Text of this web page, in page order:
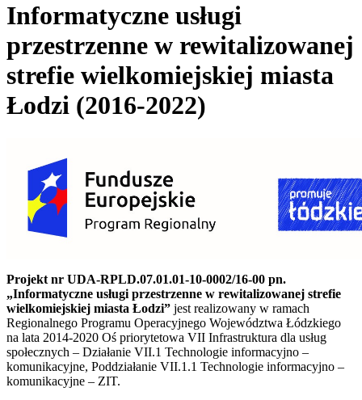
Informatyczne usługi
przestrzenne w rewitalizowanej
strefie wielkomiejskiej miasta
Łodzi (2016-2022)
Projekt nr UDA-RPLD.07.01.01-10-0002/16-00 pn.
„Informatyczne usługi przestrzenne w rewitalizowanej strefie
wielkomiejskiej miasta Łodzi” jest realizowany w ramach
Regionalnego Programu Operacyjnego Województwa Łódzkiego
na lata 2014-2020 Oś priorytetowa VII Infrastruktura dla usług
społecznych – Działanie VII.1 Technologie informacyjno –
komunikacyjne, Poddziałanie VII.1.1 Technologie informacyjno –
komunikacyjne – ZIT.